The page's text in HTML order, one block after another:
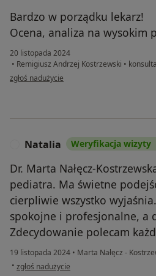
Bardzo w porządku lekarz!
Ocena, analiza na wysokim
20 listopada 2024
• Remigiusz Andrzej Kostrzewski •
w opinii użytkownika Marek
zgłoś nadużycie
Natalia Weryfikacja wizyty
Dr. Marta Nałęcz-
pediatra. Ma świetne
cierpliwie wszystko
spokojne i profesjonalne, a
Zdecydowanie polecam
19 listopada 2024 • Marta Nałęcz -
• w opinii użytkownika Natalia
zgłoś nadużycie